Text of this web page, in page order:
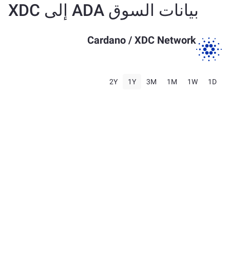
بيانات السوق ADA إلى XDC
Cardano / XDC Network
1D
1W
1M
3M
1Y
2Y